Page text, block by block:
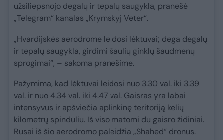
užsiliepsnojo degalų ir tepalų saugykla, pranešė
„Telegram“ kanalas „Krymskyj Veter“.
„Hvardijskės aerodrome leidosi lėktuvai; dega degalų
ir tepalų saugykla, girdimi šaulių ginklų šaudmenų
sprogimai“, – sakoma pranešime.
Pažymima, kad lėktuvai leidosi nuo 3.30 val. iki 3.39
val. ir nuo 4.34 val. iki 4.47 val. Gaisras yra labai
intensyvus ir apšviečia aplinkinę teritoriją kelių
kilometrų spinduliu. Iš viso matomi du gaisro židiniai.
Rusai iš šio aerodromo paleidžia „Shahed“ dronus.